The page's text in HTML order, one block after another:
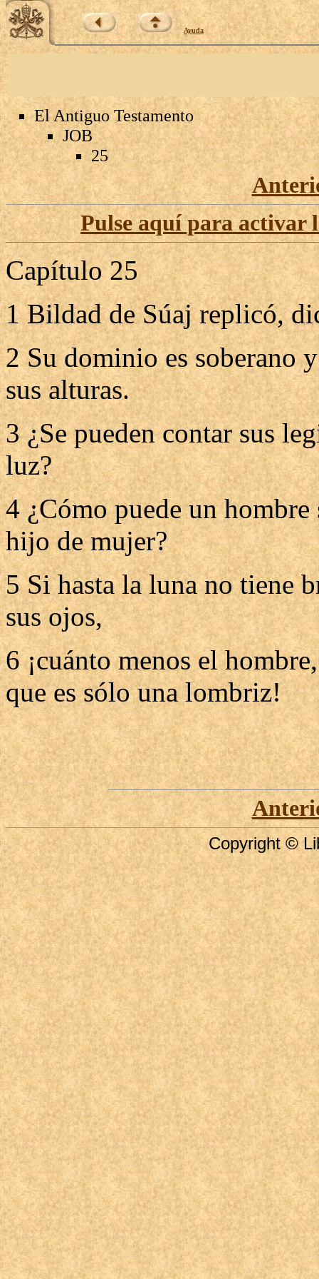
Ayuda
El Antiguo Testamento
JOB
25
Pulse aquí para activar
Capítulo 25
1 Bildad de Súaj replicó,
2 Su dominio es soberano
sus alturas.
3 ¿Se pueden contar sus
luz?
4 ¿Cómo puede un
hijo de mujer?
5 Si hasta la luna no tiene
sus ojos,
6 ¡cuánto menos el
que es sólo una lombriz!
Copyright ©